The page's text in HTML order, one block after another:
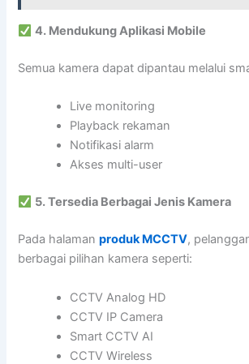
4. Mendukung Aplikasi Mobile
Semua kamera dapat dipantau melalui
Live monitoring
Playback rekaman
Notifikasi alarm
Akses multi-user
5. Tersedia Berbagai Jenis Kamera
Pada halamanproduk MCCTV,
berbagai pilihan kamera seperti:
CCTV Analog HD
CCTV IP Camera
Smart CCTV AI
CCTV Wireless